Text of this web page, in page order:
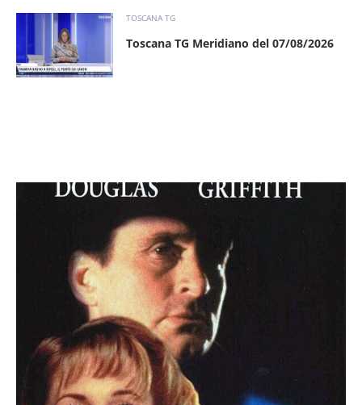
TOSCANA TG
Toscana TG Meridiano del 07/08/2026